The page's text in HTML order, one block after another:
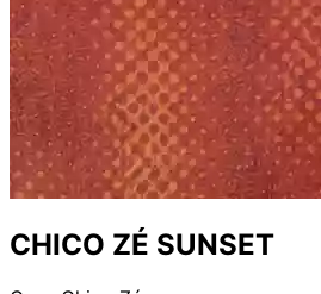
CHICO ZÉ SUNSET